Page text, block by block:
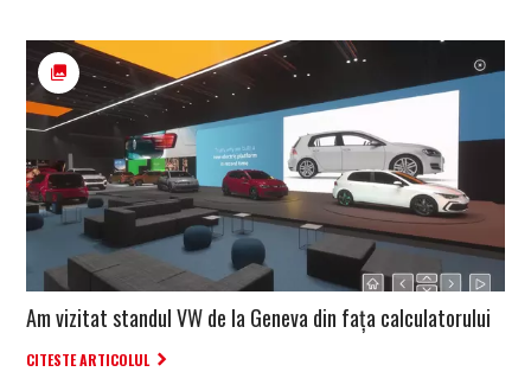
Am vizitat standul VW de la Geneva din fața calculatorului
CITESTE ARTICOLUL